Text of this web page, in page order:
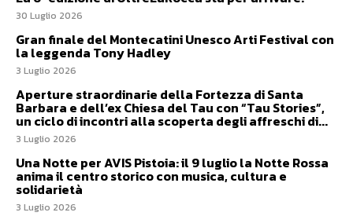
30 Luglio 2026
Gran finale del Montecatini Unesco Arti Festival con
la leggenda Tony Hadley
3 Luglio 2026
Aperture straordinarie della Fortezza di Santa
Barbara e dell’ex Chiesa del Tau con “Tau Stories”,
un ciclo di incontri alla scoperta degli affreschi di...
3 Luglio 2026
Una Notte per AVIS Pistoia: il 9 luglio la Notte Rossa
anima il centro storico con musica, cultura e
solidarietà
3 Luglio 2026